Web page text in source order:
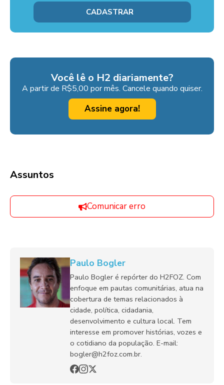
Você lê o H2 diariamente?
A partir de R$5,00 por mês. Cancele quando quiser.
Assine agora!
Assuntos
Comunicar erro
Paulo Bogler
Paulo Bogler é repórter do H2FOZ. Com
enfoque em pautas comunitárias, atua na
cobertura de temas relacionados à
cidade, política, cidadania,
desenvolvimento e cultura local. Tem
interesse em promover histórias, vozes e
o cotidiano da população. E-mail:
bogler@h2foz.com.br.